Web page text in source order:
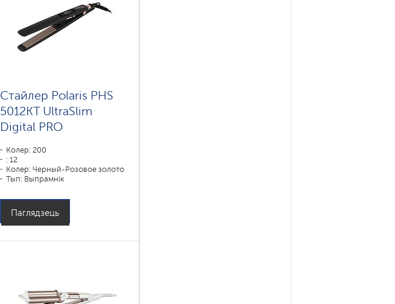
Стайлер Polaris PHS
5012KT UltraSlim
Digital PRO
Колер: 200
: 12
Колер: Черный-Розовое золото
Тып: Выпрамнік
DUO CERAMIC
Магутнасць, Вт: 45
Паглядзець